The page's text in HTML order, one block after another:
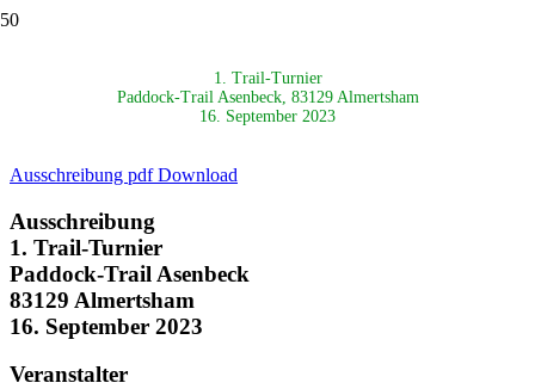
1. Trail-Turnier
Paddock-Trail Asenbeck, 83129 Almertsham
16. September 2023
Ausschreibung pdf Download
Ausschreibung
1. Trail-Turnier
Paddock-Trail Asenbeck
83129 Almertsham
16. September 2023
Veranstalter